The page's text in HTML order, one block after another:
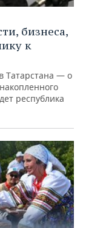
бизнеса,
к
Татарстана — о
республика